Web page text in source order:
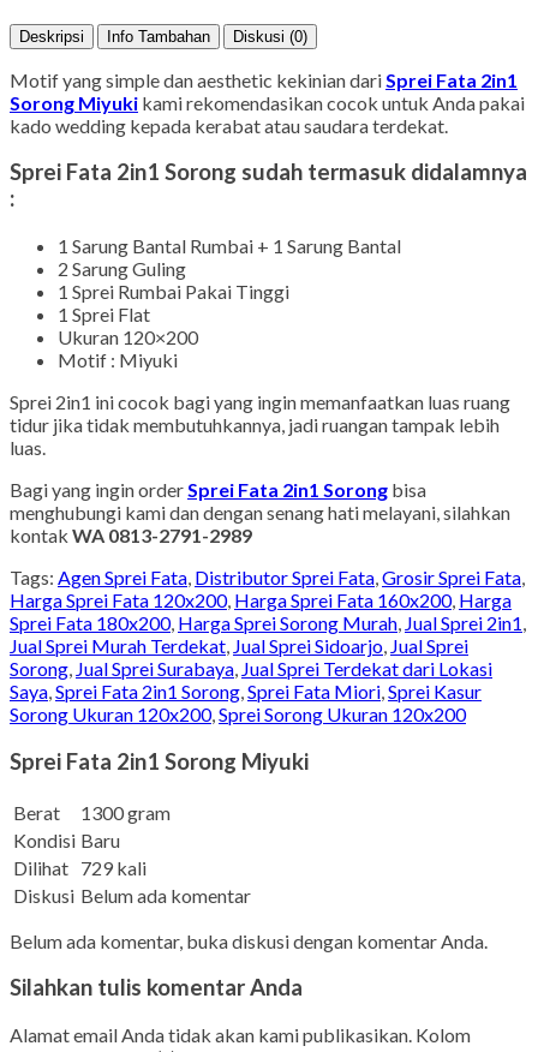
Deskripsi Info Tambahan Diskusi (0)
Motif yang simple dan aesthetic kekinian dari Sprei Fata 2in1
Sorong Miyuki kami rekomendasikan cocok untuk Anda pakai
kado wedding kepada kerabat atau saudara terdekat.
Sprei Fata 2in1 Sorong sudah termasuk didalamnya
:
1 Sarung Bantal Rumbai + 1 Sarung Bantal
2 Sarung Guling
1 Sprei Rumbai Pakai Tinggi
1 Sprei Flat
Ukuran 120×200
Motif : Miyuki
Sprei 2in1 ini cocok bagi yang ingin memanfaatkan luas ruang
tidur jika tidak membutuhkannya, jadi ruangan tampak lebih
luas.
Bagi yang ingin orderSprei Fata 2in1 Sorong bisa
menghubungi kami dan dengan senang hati melayani, silahkan
kontak WA 0813-2791-2989
Tags: Agen Sprei Fata, Distributor Sprei Fata,Grosir Sprei Fata,
Harga Sprei Fata 120x200, Harga Sprei Fata 160x200, Harga
Sprei Fata 180x200, Harga Sprei Sorong Murah, Jual Sprei 2in1,
Jual Sprei Murah Terdekat, Jual Sprei Sidoarjo, Jual Sprei
Sorong, Jual Sprei Surabaya, Jual Sprei Terdekat dari Lokasi
Saya,Sprei Fata 2in1 Sorong,Sprei Fata Miori,Sprei Kasur
Sorong Ukuran 120x200,Sprei Sorong Ukuran 120x200
Sprei Fata 2in1 Sorong Miyuki
Berat
1300 gram
Kondisi Baru
Dilihat 729 kali
Diskusi Belum ada komentar
Belum ada komentar, buka diskusi dengan komentar Anda.
Silahkan tulis komentar Anda
Alamat email Anda tidak akan kami publikasikan. Kolom